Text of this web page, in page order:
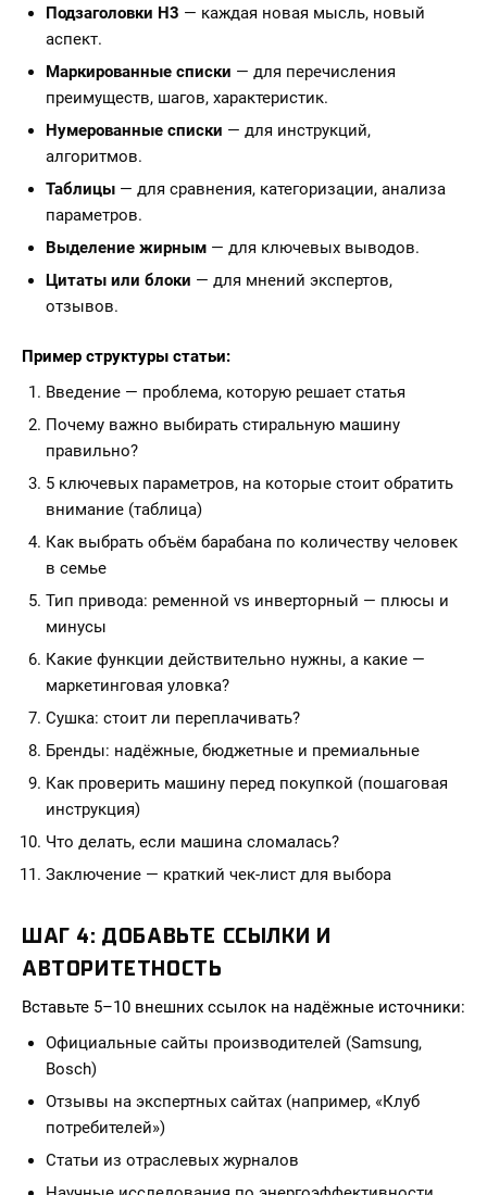
Подзаголовки H3 — каждая новая мысль, новый
аспект.
Маркированные списки — для перечисления
преимуществ, шагов, характеристик.
Нумерованные списки — для инструкций,
алгоритмов.
Таблицы — для сравнения, категоризации, анализа
параметров.
Выделение жирным — для ключевых выводов.
Цитаты или блоки — для мнений экспертов,
отзывов.
Пример структуры статьи:
Введение — проблема, которую решает статья
Почему важно выбирать стиральную машину
правильно?
5 ключевых параметров, на которые стоит обратить
внимание (таблица)
Как выбрать объём барабана по количеству человек
в семье
Тип привода: ременной vs инверторный — плюсы и
минусы
Какие функции действительно нужны, а какие —
маркетинговая уловка?
Сушка: стоит ли переплачивать?
Бренды: надёжные, бюджетные и премиальные
Как проверить машину перед покупкой (пошаговая
инструкция)
Что делать, если машина сломалась?
Заключение — краткий чек-лист для выбора
ШАГ 4: ДОБАВЬТЕ ССЫЛКИ И
АВТОРИТЕТНОСТЬ
Вставьте 5–10 внешних ссылок на надёжные источники:
Официальные сайты производителей (Samsung,
Bosch)
Отзывы на экспертных сайтах (например, «Клуб
потребителей»)
Статьи из отраслевых журналов